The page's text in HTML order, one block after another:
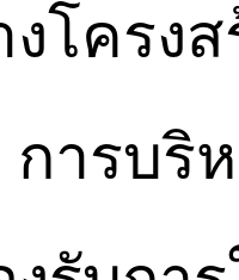
งโครง
การบริ